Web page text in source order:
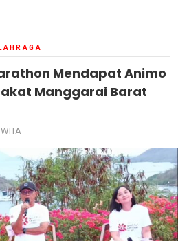
Mendapat Animo
Manggarai Barat